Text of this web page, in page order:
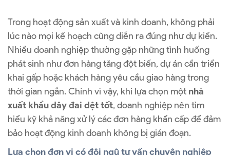
Trong hoạt động sản xuất và kinh doanh, không phải
lúc nào mọi kế hoạch cũng diễn ra đúng như dự kiến.
Nhiều doanh nghiệp thường gặp những tình huống
phát sinh như đơn hàng tăng đột biến, dự án cần triển
khai gấp hoặc khách hàng yêu cầu giao hàng trong
thời gian ngắn. Chính vì vậy, khi lựa chọn một nhà
xuất khẩu dây đai dệt tốt, doanh nghiệp nên tìm
hiểu kỹ khả năng xử lý các đơn hàng khẩn cấp để đảm
bảo hoạt động kinh doanh không bị gián đoạn.
Lựa chọn đơn vị có đội ngũ tư vấn chuyên nghiệp